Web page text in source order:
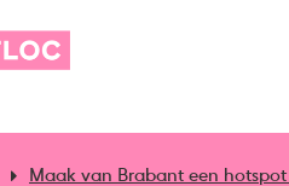
Maak van Brabant een